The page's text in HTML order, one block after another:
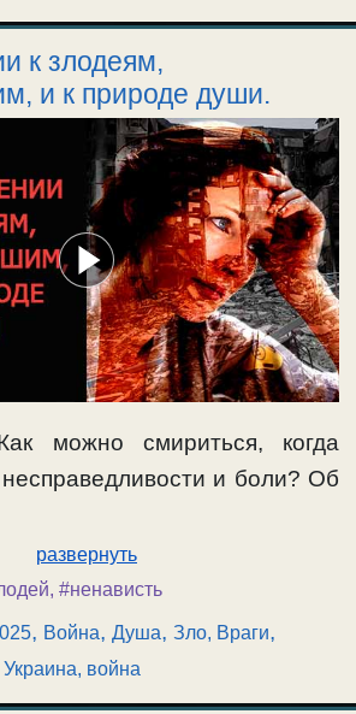
к злодеям,
и к природе души.
можно смириться, когда
несправедливости и боли? Об
развернуть
, #ненависть
, Война,Душа,Зло, Враги,
Украина, война